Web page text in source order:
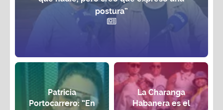
postura”
Patricia
Portocarrero: “En
La Charanga
Habanera es el